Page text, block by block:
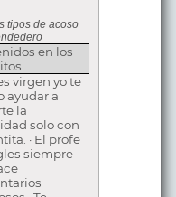
tipos de acoso
en los
virgen yo te
ayudar a
la
solo con
· El profe
siempre